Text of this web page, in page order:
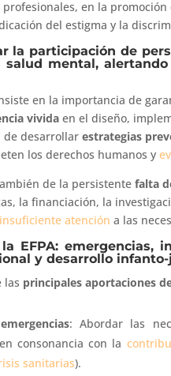
en la promoción
del estigma y la
la participación de
salud mental,
en la importancia de
vivida en el diseño,
de desarrollarestrategias
los derechos humanos y
de la persistentefalta
la financiación, la
atención a las
EFPA: emergencias,
y desarrollo
las principales aportaciones
: Abordar las
consonancia con la
sanitarias).